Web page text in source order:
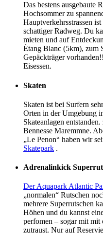
Das bestens ausgebaute
Hochsommer zu
Hauptverkehrsstrassen
schattiger Radweg. Du
mieten und auf
Étang Blanc (5km), zum
Gepäckträger
Eisessen.
Skaten
Skaten ist bei Surfern
Orten in der Umgebung
Skateanlagen
Bennesse Maremmne.
„Le Penon“ haben wir
Skatepark .
Adrenalinkick
Der Aquapark Atlantic
„normalen“ Rutschen
mehrere Superrutschen
Höhen und du kannst
perfomen – sogar mit
zutraust. Nur auf